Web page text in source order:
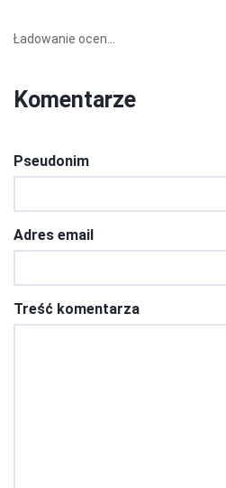
Ładowanie ocen...
Komentarze
Pseudonim
Adres email
Treść komentarza